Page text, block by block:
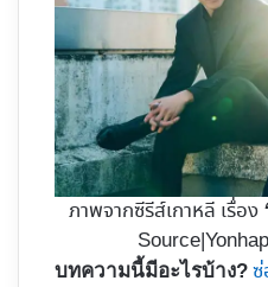
ภาพจากซีรีส์เกาหลี เรื่อง
บทความนี้มีอะไรบ้าง?